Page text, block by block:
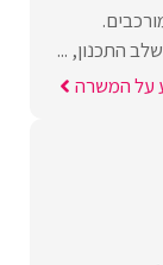
התכנון, ...
על המשרה